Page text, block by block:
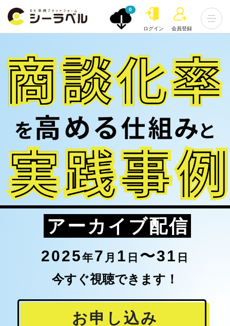
0
ログイン 会員登録
アーカイブ配信
2025年7 月 1 日 〜31 日
今すぐ視聴できます！
お申し込み